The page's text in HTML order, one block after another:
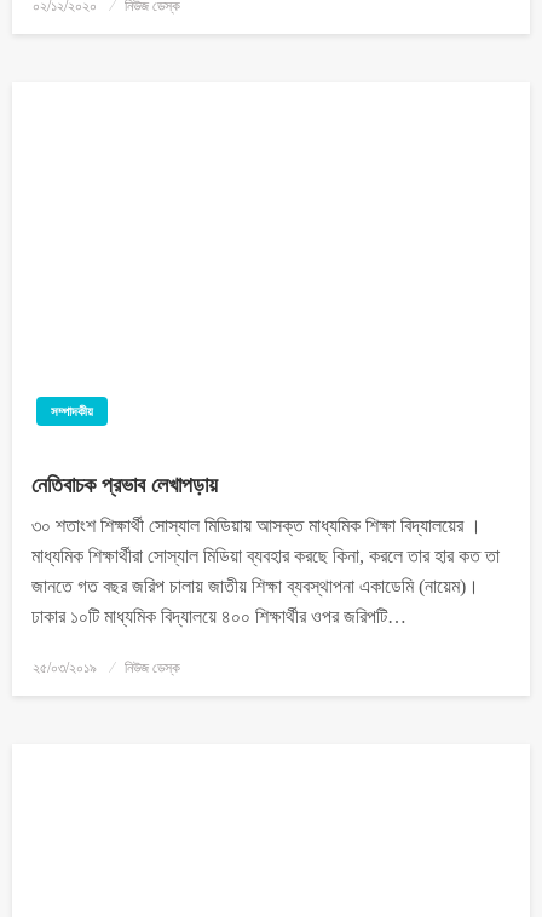
০২/১২/২০২০ নিউজ ডেস্ক
সম্পাদকীয়
নেতিবাচক প্রভাব লেখাপড়ায়
৩০ শতাংশ শিক্ষার্থী সোস্যাল মিডিয়ায় আসক্ত মাধ্যমিক শিক্ষা বিদ্যালয়ের ।
মাধ্যমিক শিক্ষার্থীরা সোস্যাল মিডিয়া ব্যবহার করছে কিনা, করলে তার হার কত তা
জানতে গত বছর জরিপ চালায় জাতীয় শিক্ষা ব্যবস্থাপনা একাডেমি (নায়েম)।
ঢাকার ১০টি মাধ্যমিক বিদ্যালয়ে ৪০০ শিক্ষার্থীর ওপর জরিপটি…
২৫/০৩/২০১৯ নিউজ ডেস্ক